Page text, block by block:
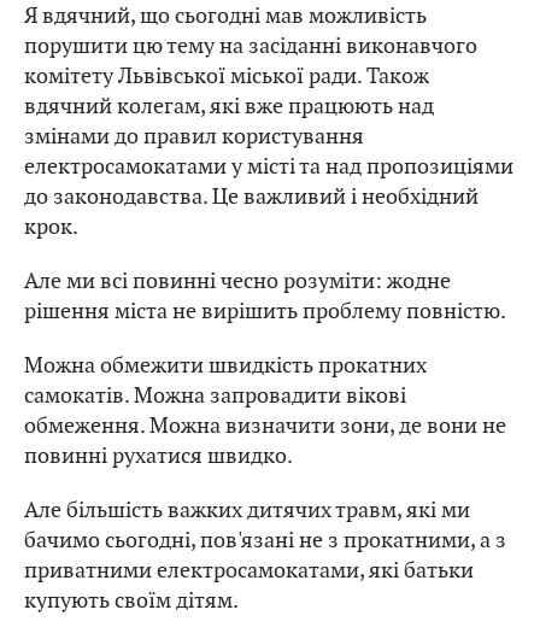
Я вдячний, що сьогодні мав можливість
порушити цю тему на засіданні виконавчого
комітету Львівської міської ради. Також
вдячний колегам, які вже працюють над
змінами до правил користування
електросамокатами у місті та над пропозиціями
до законодавства. Це важливий і необхідний
крок.
Але ми всі повинні чесно розуміти: жодне
рішення міста не вирішить проблему повністю.
Можна обмежити швидкість прокатних
самокатів. Можна запровадити вікові
обмеження. Можна визначити зони, де вони не
повинні рухатися швидко.
Але більшість важких дитячих травм, які ми
бачимо сьогодні, пов'язані не з прокатними, а з
приватними електросамокатами, які батьки
купують своїм дітям.